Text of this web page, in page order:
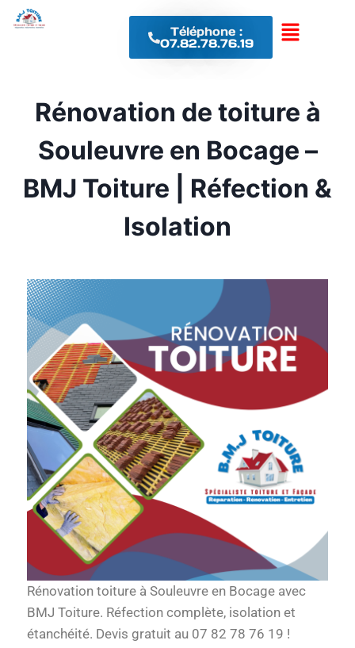
Téléphone :
07.82.78.76.19
Rénovation de toiture à
Souleuvre en Bocage –
BMJ Toiture | Réfection &
Isolation
Rénovation toiture à Souleuvre en Bocage avec
BMJ Toiture. Réfection complète, isolation et
étanchéité. Devis gratuit au 07 82 78 76 19 !